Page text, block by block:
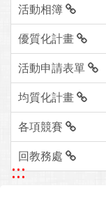
活動相簿
優質化計畫
活動申請表單
均質化計畫
各項競賽
回教務處
:::